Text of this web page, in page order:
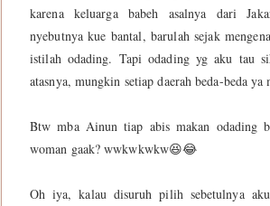
karena keluarga babeh asalnya dari
nyebutnya kue bantal, barulah sejak
istilah odading. Tapi odading yg aku tau
atasnya, mungkin setiap daerah beda-beda ya
Btw mba Ainun tiap abis makan odading
woman gaak? wwkwkwkw😆😂
Oh iya, kalau disuruh pilih sebetulnya